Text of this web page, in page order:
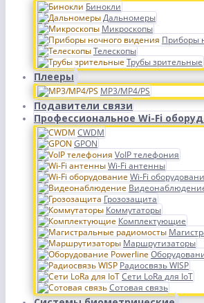
Бинокли
Дальномеры
Микроскопы
Приборы
Телескопы
Трубы зрительные
Плееры
MP3/MP4/PS
Подавители связи
Профессиональное Wi-Fi
CWDM
GPON
VoIP телефония
Wi-Fi антенны
Wi-Fi
Грозозащита
Коммутаторы
Комплектующие
Маршрутизаторы
Радиосвязь WISP
Сети LoRa для IoT
Сотовая связь